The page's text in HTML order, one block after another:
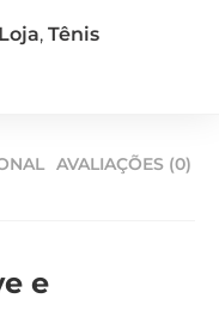
Loja, Tênis
AVALIAÇÕES (0)
e